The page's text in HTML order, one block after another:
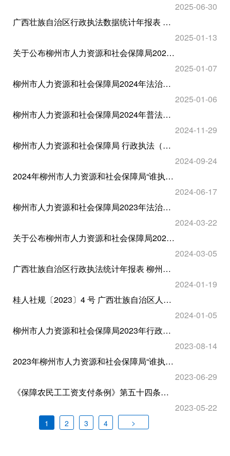
2025-06-30
广西壮族自治区行政执法数据统计年报表 柳州市人力资源和社会保障局2024年度行政执法数据
2025-01-13
关于公布柳州市人力资源和社会保障局2024年度规范性文件目录及文本的通告
2025-01-07
柳州市人力资源和社会保障局2024年法治政府建设年度报告
2025-01-06
柳州市人力资源和社会保障局2024年普法责任制履职情况报告
2024-11-29
柳州市人力资源和社会保障局 行政执法（行政处罚和行政强制）事项目录（2024年版）
2024-09-24
2024年柳州市人力资源和社会保障局“谁执法谁普法”普法责任清单
2024-06-17
柳州市人力资源和社会保障局2023年法治政府建设年度报告
2024-03-22
关于公布柳州市人力资源和社会保障局2023年度规范性文件目录及文本的通告
2024-03-05
广西壮族自治区行政执法统计年报表 柳州市人力资源和社会保障局2023年度行政执法数据
2024-01-19
桂人社规〔2023〕4 号 广西壮族自治区人力资源和社会保障厅关于印发《广西壮族自治区人力资源社会保障行政处罚裁量权基准》的通知
2024-01-05
柳州市人力资源和社会保障局2023年行政执法公示
2023-08-14
2023年柳州市人力资源和社会保障局“谁执法谁普法”普法责任清单
2023-06-29
《保障农民工工资支付条例》第五十四条至第五十七条 广西壮族自治区行政裁量权基准
2023-05-22
1 2 3 4 >